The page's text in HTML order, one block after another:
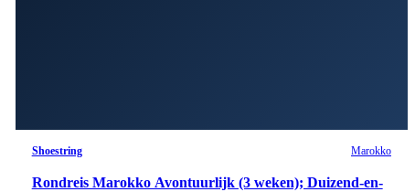
Shoestring Marokko
Rondreis Marokko Avontuurlijk (3 weken); Duizend-en-